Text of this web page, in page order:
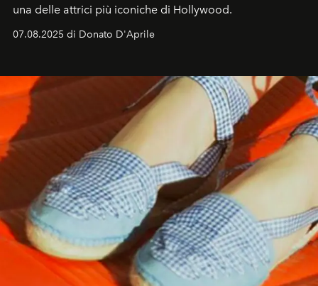
una delle attrici più iconiche di Hollywood.
07.08.2025 di Donato D'Aprile